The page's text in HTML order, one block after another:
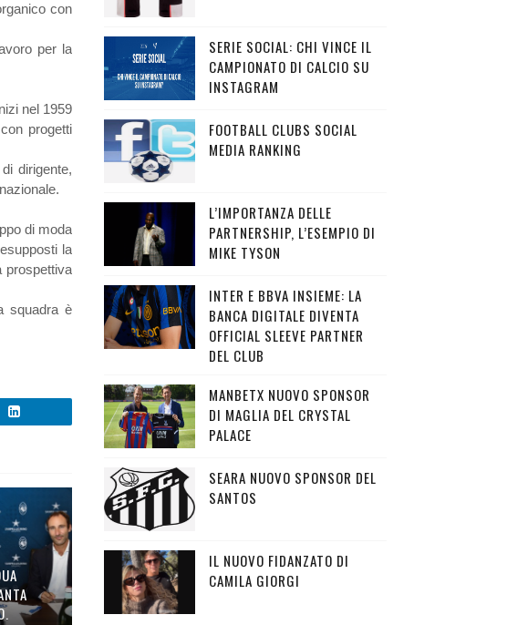
con
per la
nel 1959
progetti
dirigente,
di moda
la
prospettiva
squadra è
SERIE SOCIAL: CHI VINCE IL
CAMPIONATO DI CALCIO SU
INSTAGRAM
FOOTBALL CLUBS SOCIAL
MEDIA RANKING
L’IMPORTANZA DELLE
PARTNERSHIP, L’ESEMPIO DI
MIKE TYSON
INTER E BBVA INSIEME: LA
BANCA DIGITALE DIVENTA
OFFICIAL SLEEVE PARTNER
DEL CLUB
MANBETX NUOVO SPONSOR
DI MAGLIA DEL CRYSTAL
PALACE
SEARA NUOVO SPONSOR DEL
SANTOS
IL NUOVO FIDANZATO DI
CAMILA GIORGI